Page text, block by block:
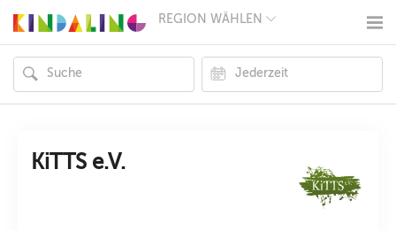
REGION WÄHLEN
MÜNCHEN
HAMBURG
FRANKFURT
KÖLN
KiTTS e.V.